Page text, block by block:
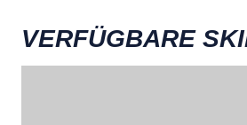
VERFÜGBARE